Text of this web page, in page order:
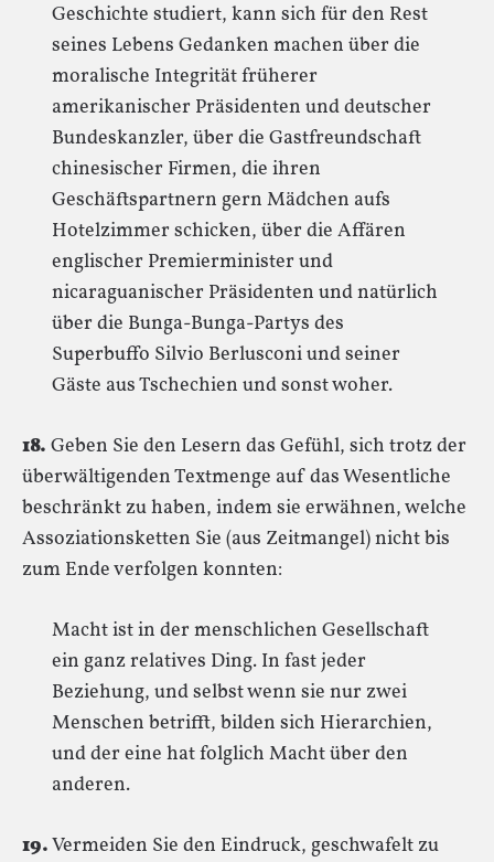
Geschichte studiert, kann sich für den Rest
seines Lebens Gedanken machen über die
moralische Integrität früherer
amerikanischer Präsidenten und deutscher
Bundeskanzler, über die Gastfreundschaft
chinesischer Firmen, die ihren
Geschäftspartnern gern Mädchen aufs
Hotelzimmer schicken, über die Affären
englischer Premierminister und
nicaraguanischer Präsidenten und natürlich
über die Bunga-Bunga-Partys des
Superbuffo Silvio Berlusconi und seiner
Gäste aus Tschechien und sonst woher.
18. Geben Sie den Lesern das Gefühl, sich trotz der
überwältigenden Textmenge auf das Wesentliche
beschränkt zu haben, indem sie erwähnen, welche
Assoziationsketten Sie (aus Zeitmangel) nicht bis
zum Ende verfolgen konnten:
Macht ist in der menschlichen Gesellschaft
ein ganz relatives Ding. In fast jeder
Beziehung, und selbst wenn sie nur zwei
Menschen betrifft, bilden sich Hierarchien,
und der eine hat folglich Macht über den
anderen.
19.Vermeiden Sie den Eindruck, geschwafelt zu